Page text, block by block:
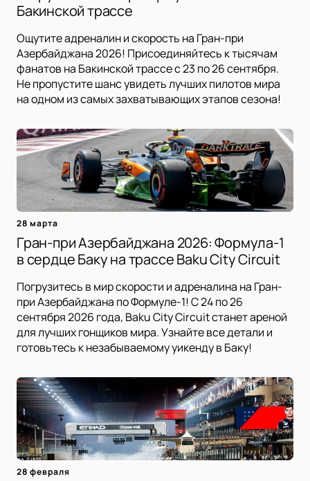
Бакинской трассе
Ощутите адреналин и скорость на Гран-при
Азербайджана 2026! Присоединяйтесь к тысячам
фанатов на Бакинской трассе с 23 по 26 сентября.
Не пропустите шанс увидеть лучших пилотов мира
на одном из самых захватывающих этапов сезона!
28 марта
Гран-при Азербайджана 2026: Формула-1
в сердце Баку на трассе Baku City Circuit
Погрузитесь в мир скорости и адреналина на Гран-
при Азербайджана по Формуле-1! С 24 по 26
сентября 2026 года, Baku City Circuit станет ареной
для лучших гонщиков мира. Узнайте все детали и
готовьтесь к незабываемому уикенду в Баку!
28 февраля